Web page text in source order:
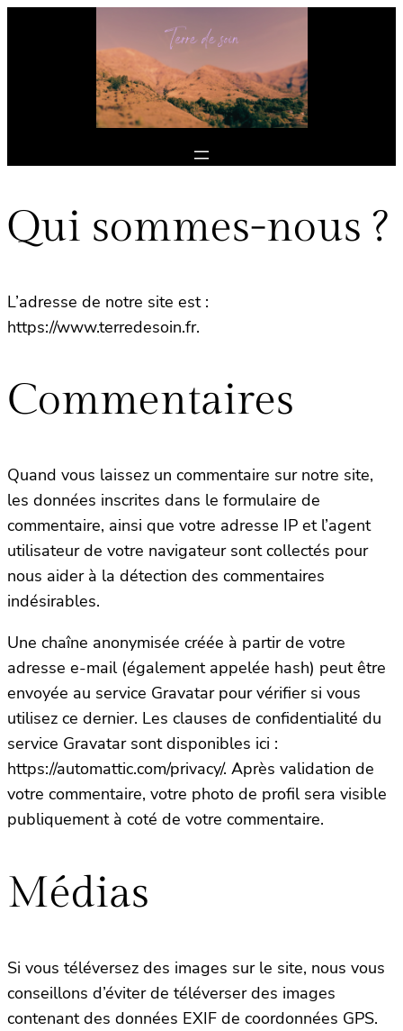
Qui sommes-nous ?
L’adresse de notre site est :
https://www.terredesoin.fr.
Commentaires
Quand vous laissez un commentaire sur notre site,
les données inscrites dans le formulaire de
commentaire, ainsi que votre adresse IP et l’agent
utilisateur de votre navigateur sont collectés pour
nous aider à la détection des commentaires
indésirables.
Une chaîne anonymisée créée à partir de votre
adresse e-mail (également appelée hash) peut être
envoyée au service Gravatar pour vérifier si vous
utilisez ce dernier. Les clauses de confidentialité du
service Gravatar sont disponibles ici :
https://automattic.com/privacy/. Après validation de
votre commentaire, votre photo de profil sera visible
publiquement à coté de votre commentaire.
Médias
Si vous téléversez des images sur le site, nous vous
conseillons d’éviter de téléverser des images
contenant des données EXIF de coordonnées GPS.